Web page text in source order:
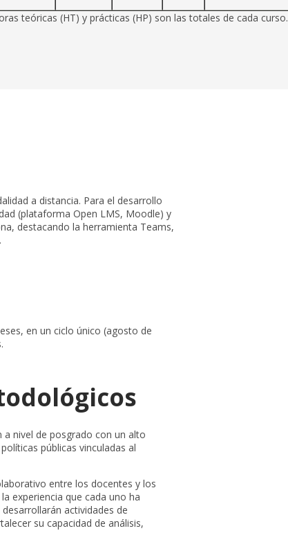
teóricas (HT) y prácticas (HP) son las totales de cada curso.
a distancia. Para el desarrollo
(plataforma Open LMS, Moodle) y
destacando la herramienta Teams,
en un ciclo único (agosto de
nivel de posgrado con un alto
públicas vinculadas al
entre los docentes y los
experiencia que cada uno ha
actividades de
su capacidad de análisis,